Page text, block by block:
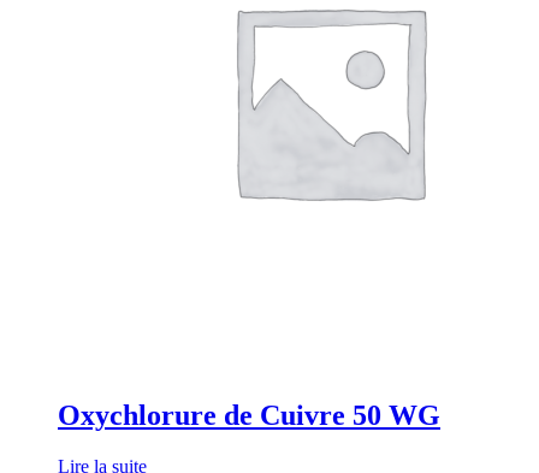
Oxychlorure de Cuivre 50 WG
Lire la suite